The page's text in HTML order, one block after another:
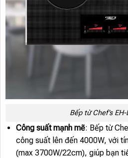
Bếp từ Chef’s
Công suất mạnh mẽ: Bếp từ
công suất lên đến 4000W, với
(max 3700W/22cm), giúp bạn